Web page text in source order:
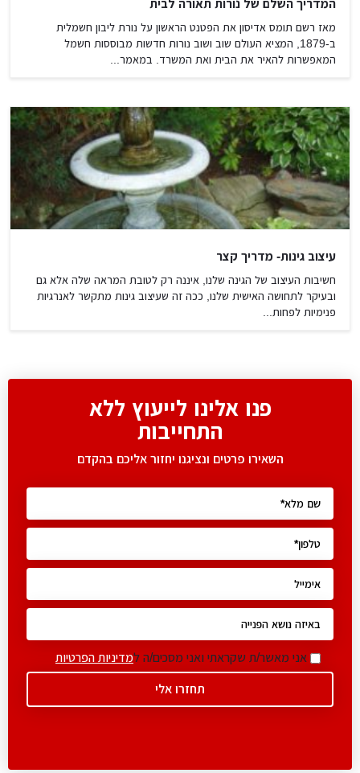
המדריך השלם של נורות תאורה לבית
מאז רשם תומס אדיסון את הפטנט הראשון על נורת ליבון חשמלית
ב-1879, המציא העולם שוב ושוב נורות חדשות מבוססות חשמל
המאפשרות להאיר את הבית ואת המשרד. במאמר...
עיצוב גינות- מדריך קצר
חשיבות העיצוב של הגינה שלנו, איננה רק לטובת המראה שלה אלא גם
ובעיקר לתחושה האישית שלנו, ככה זה שעיצוב גינות מתקשר לאנרגיות
פנימיות לפחות...
פנו אלינו לייעוץ ללא
התחייבות
השאירו פרטים ונציגנו יחזור אליכם בהקדם
אני מאשר/ת שקראתי ואני מסכים/ה למדיניות הפרטיות